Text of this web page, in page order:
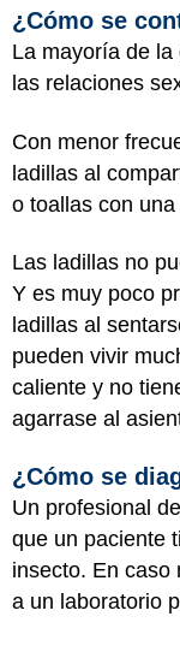
¿Cómo se
La mayoría de
las relaciones
Con menor
ladillas al
o toallas con
Las ladillas no
Y es muy poco
ladillas al
pueden vivir
caliente y no
agarrase al
¿Cómo se
Un profesional
que un paciente
insecto. En caso
a un laboratorio